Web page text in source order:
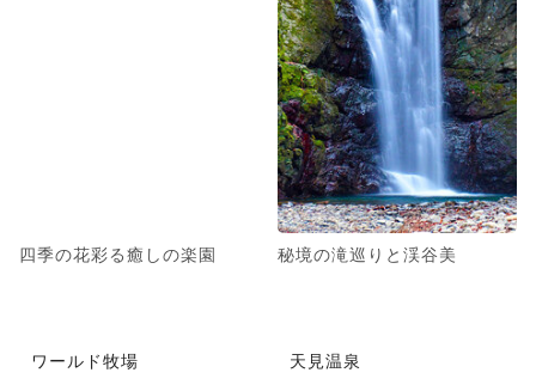
四季の花彩る癒しの楽園 秘境の滝巡りと渓谷美
ワールド牧場 天見温泉